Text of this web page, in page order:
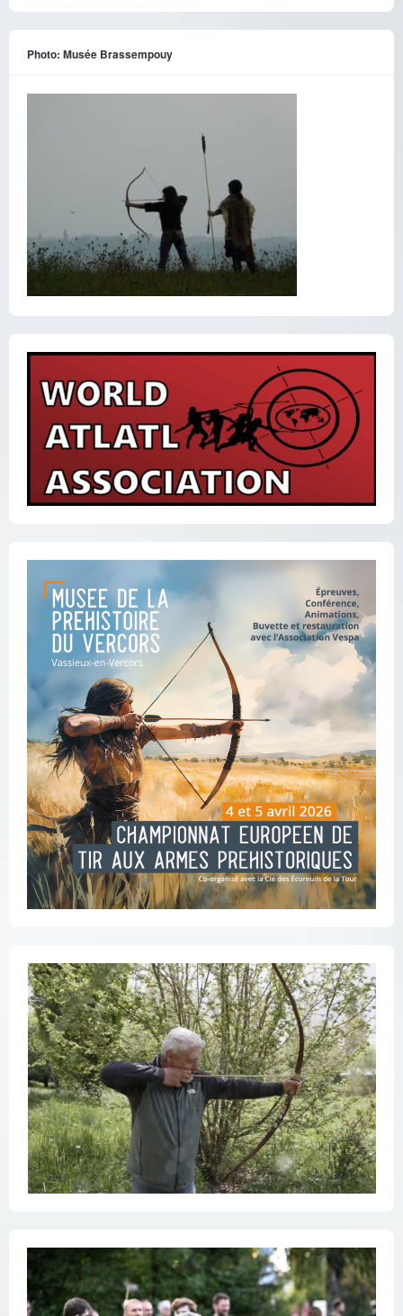
Photo: Musée Brassempouy